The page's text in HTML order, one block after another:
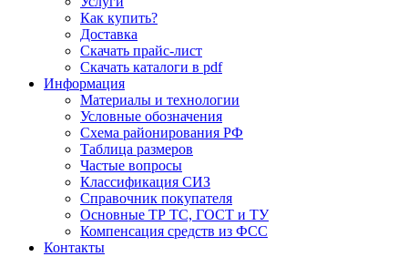
Как купить?
Доставка
Скачать прайс-лист
Скачать каталоги в pdf
Информация
Материалы и технологии
Условные обозначения
Схема районирования РФ
Таблица размеров
Частые вопросы
Классификация СИЗ
Справочник покупателя
Основные ТР ТС, ГОСТ и ТУ
Компенсация средств из ФСС
Контакты